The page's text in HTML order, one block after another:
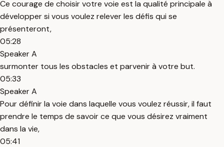
Ce courage de choisir votre voie est la qualité principale à
développer si vous voulez relever les défis qui se
présenteront,
05:28
Speaker A
surmonter tous les obstacles et parvenir à votre but.
05:33
Speaker A
Pour définir la voie dans laquelle vous voulez réussir, il faut
prendre le temps de savoir ce que vous désirez vraiment
dans la vie,
05:41